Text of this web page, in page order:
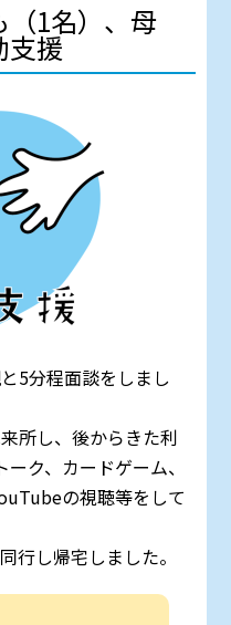
（1名）、母
援
5分程面談をしまし
所し、後からきた利
ク、カードゲーム、
の視聴等をして
行し帰宅しました。